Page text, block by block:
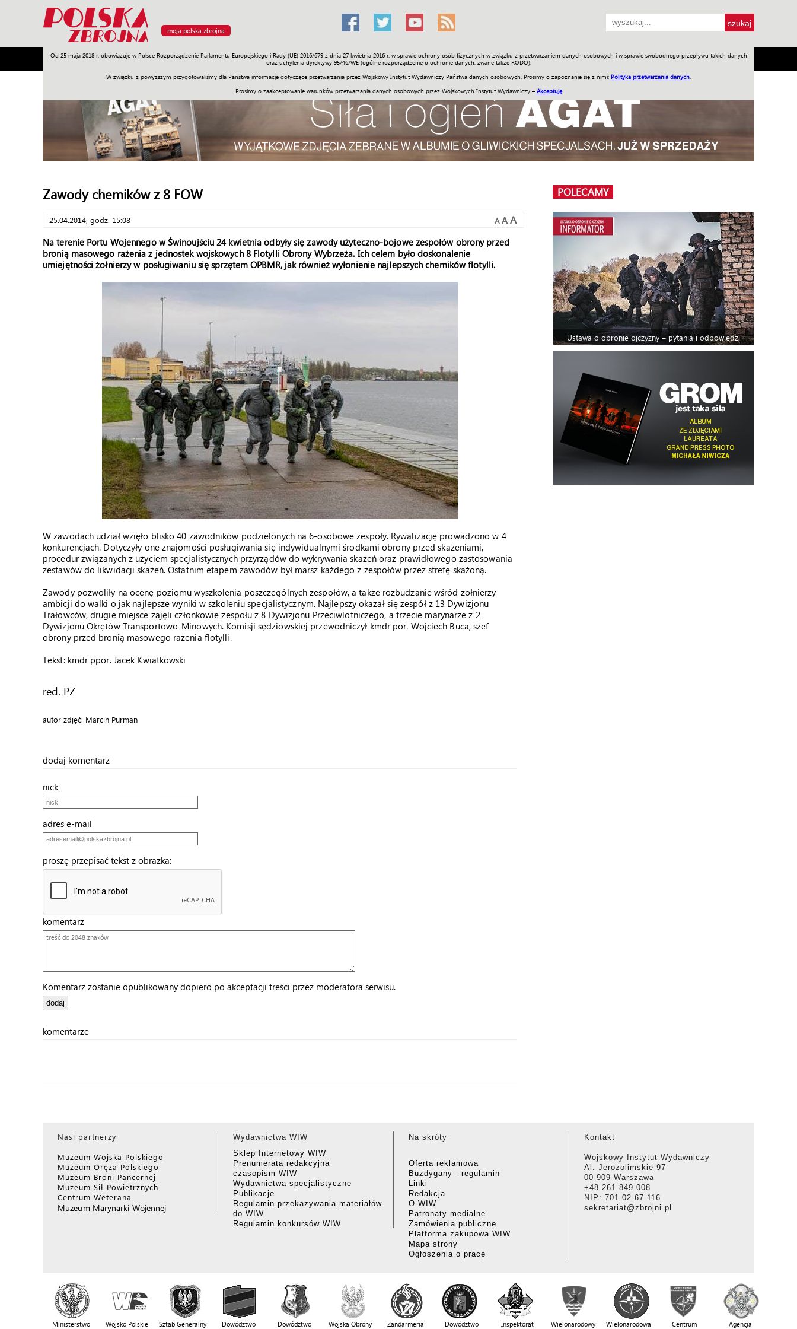
moja polska zbrojna
Od 25 maja 2018 r. obowiązuje w Polsce Rozporządzenie Parlamentu Europejskiego i Rady (UE) 2016/679 z dnia 27 kwietnia 2016 r. w sprawie ochrony osób fizycznych w związku z przetwarzaniem danych osobowych i w sprawie swobodnego przepływu takich danych
oraz uchylenia dyrektywy 95/46/WE (ogólne rozporządzenie o ochronie danych, zwane także RODO).
W związku z powyższym przygotowaliśmy dla Państwa informacje dotyczące przetwarzania przez Wojskowy Instytut Wydawniczy Państwa danych osobowych. Prosimy o zapoznanie się z nimi: Polityka przetwarzania danych
Prosimy o zaakceptowanie warunków przetwarzania danych osobowych przez Wojskowych Instytut Wydawniczy – Akceptuję
Armia Poligon Sprzęt Misje Polityka Prawo Świat Społeczność Sport Historia Galerie Wideo ENGLISH SKLEP Jednodniówki Praca w WIW
Zawody chemików z 8 FOW
25.04.2014, godz. 15:08 A A A
Na terenie Portu Wojennego w Świnoujściu 24 kwietnia odbyły się zawody użyteczno-bojowe zespołów obrony przed
bronią masowego rażenia z jednostek wojskowych 8 Flotylli Obrony Wybrzeża. Ich celem było doskonalenie
umiejętności żołnierzy w posługiwaniu się sprzętem OPBMR, jak również wyłonienie najlepszych chemików flotylli.
W zawodach udział wzięło blisko 40 zawodników podzielonych na 6-osobowe zespoły. Rywalizację prowadzono w 4
konkurencjach. Dotyczyły one znajomości posługiwania się indywidualnymi środkami obrony przed skażeniami,
procedur związanych z użyciem specjalistycznych przyrządów do wykrywania skażeń oraz prawidłowego zastosowania
zestawów do likwidacji skażeń. Ostatnim etapem zawodów był marsz każdego z zespołów przez strefę skażoną.
Zawody pozwoliły na ocenę poziomu wyszkolenia poszczególnych zespołów, a także rozbudzanie wśród żołnierzy
ambicji do walki o jak najlepsze wyniki w szkoleniu specjalistycznym. Najlepszy okazał się zespół z 13 Dywizjonu
Trałowców, drugie miejsce zajęli członkowie zespołu z 8 Dywizjonu Przeciwlotniczego, a trzecie marynarze z 2
Dywizjonu Okrętów Transportowo-Minowych. Komisji sędziowskiej przewodniczył kmdr por. Wojciech Buca, szef
obrony przed bronią masowego rażenia flotylli.
Tekst: kmdr ppor. Jacek Kwiatkowski
red. PZ
autor zdjęć: Marcin Purman
dodaj komentarz
nick
adres e-mail
proszę przepisać tekst z obrazka:
komentarz
Komentarz zostanie opublikowany dopiero po akceptacji treści przez moderatora serwisu.
komentarze
POLECAMY
Ustawa o obronie ojczyzny – pytania i odpowiedzi
Nasi partnerzy
Muzeum Wojska Polskiego
Muzeum Oręża Polskiego
Muzeum Broni Pancernej
Muzeum Sił Powietrznych
Centrum Weterana
Muzeum Marynarki Wojennej
Wydawnictwa WIW
Sklep Internetowy WIW
Prenumerata redakcyjna
czasopism WIW
Wydawnictwa specjalistyczne
Publikacje
Regulamin przekazywania materiałów
do WIW
Regulamin konkursów WIW
Na skróty
Oferta reklamowa
Buzdygany - regulamin
Linki
Redakcja
O WIW
Patronaty medialne
Zamówienia publiczne
Platforma zakupowa WIW
Mapa strony
Ogłoszenia o pracę
Kontakt
Wojskowy Instytut Wydawniczy
Al. Jerozolimskie 97
00-909 Warszawa
+48 261 849 008
NIP: 701-02-67-116
sekretariat@zbrojni.pl
Ministerstwo
Wojsko Polskie
Sztab Generalny
Dowództwo
Dowództwo
Wojska Obrony
Żandarmeria
Dowództwo
Inspektorat
Wielonarodowy
Wielonarodowa
Centrum
Agencja